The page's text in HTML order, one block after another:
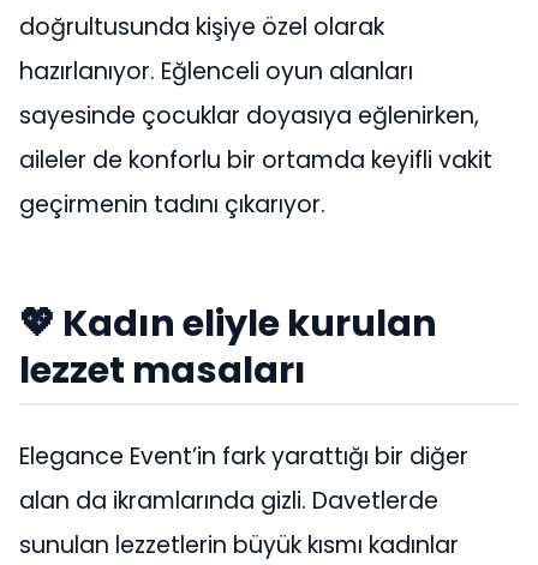
doğrultusunda kişiye özel olarak
hazırlanıyor. Eğlenceli oyun alanları
sayesinde çocuklar doyasıya eğlenirken,
aileler de konforlu bir ortamda keyifli vakit
geçirmenin tadını çıkarıyor.
💖 Kadın eliyle kurulan
lezzet masaları
Elegance Event’in fark yarattığı bir diğer
alan da ikramlarında gizli. Davetlerde
sunulan lezzetlerin büyük kısmı kadınlar